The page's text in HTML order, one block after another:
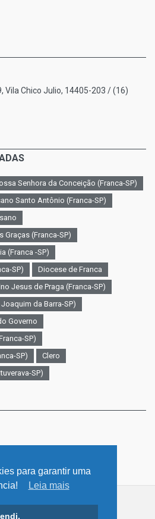
para garantir uma
Leia mais
Vila Chico Julio, 14405-203 / (16)
Senhora da Conceição (Franca-SP)
Santo Antônio (Franca-SP)
Graças (Franca-SP)
(Franca -SP)
SP)
Diocese de Franca
Jesus de Praga (Franca-SP)
da Barra-SP)
Governo
SP)
SP)
Clero
SP)
Paulo